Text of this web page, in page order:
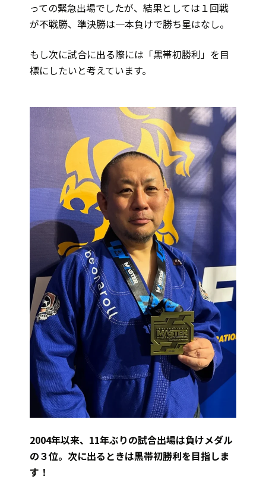
っての緊急出場でしたが、結果としては１回戦
が不戦勝、準決勝は一本負けで勝ち星はなし。
もし次に試合に出る際には「黒帯初勝利」を目
標にしたいと考えています。
2004年以来、11年ぶりの試合出場は負けメダル
の３位。次に出るときは黒帯初勝利を目指しま
す！